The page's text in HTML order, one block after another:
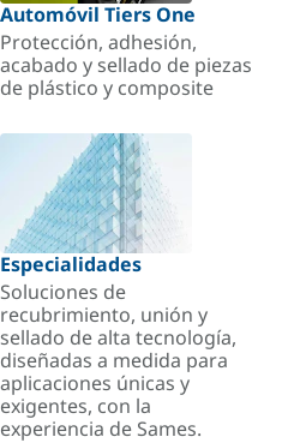
Automóvil Tiers One
Protección, adhesión,
acabado y sellado de piezas
de plástico y composite
Especialidades
Soluciones de
recubrimiento, unión y
sellado de alta tecnología,
diseñadas a medida para
aplicaciones únicas y
exigentes, con la
experiencia de Sames.